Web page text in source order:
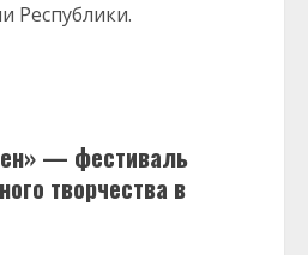
Республики.
— фестиваль
творчества в